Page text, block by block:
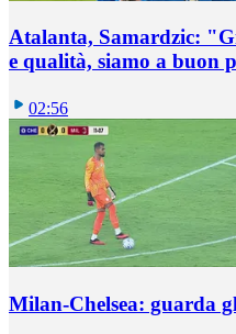
Atalanta, Samardzic:
e qualità, siamo a buon
02:56
Milan-Chelsea: guarda